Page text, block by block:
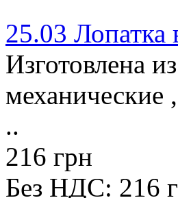
25.03 Лопатка
Изготовлена
механические
..
216 грн
Без НДС: 216